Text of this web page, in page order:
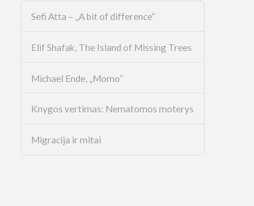
Sefi Atta – „A bit of difference“
Elif Shafak, The Island of Missing Trees
Michael Ende, „Momo”
Knygos vertimas: Nematomos moterys
Migracija ir mitai